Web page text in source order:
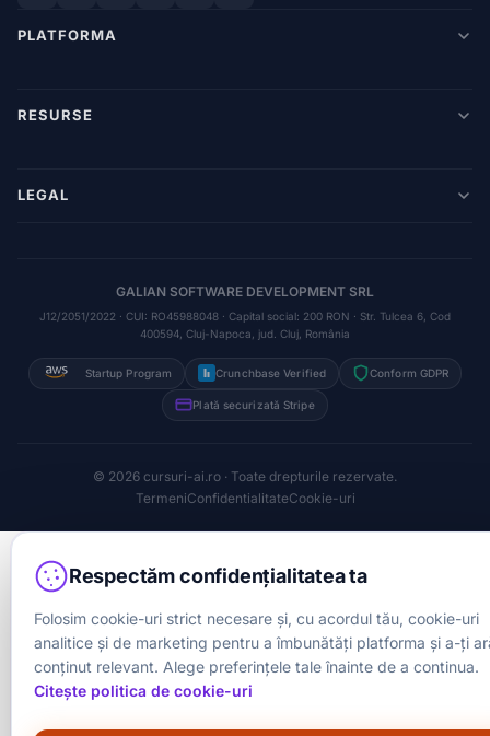
PLATFORMA
RESURSE
LEGAL
GALIAN SOFTWARE DEVELOPMENT SRL
J12/2051/2022 · CUI: RO45988048 · Capital social: 200 RON · Str. Tulcea 6, Cod
400594, Cluj-Napoca, jud. Cluj, România
Startup Program Crunchbase Verified Conform GDPR
Plată securizată Stripe
© 2026 cursuri-ai.ro · Toate drepturile rezervate.
TermeniConfidentialitateCookie-uri
Respectăm confidențialitatea ta
Folosim cookie-uri strict necesare și, cu acordul tău, cookie-uri
analitice și de marketing pentru a îmbunătăți platforma și a-ți
arăta conținut relevant. Alege preferințele tale înainte de a
continua.Citește politica de cookie-uri